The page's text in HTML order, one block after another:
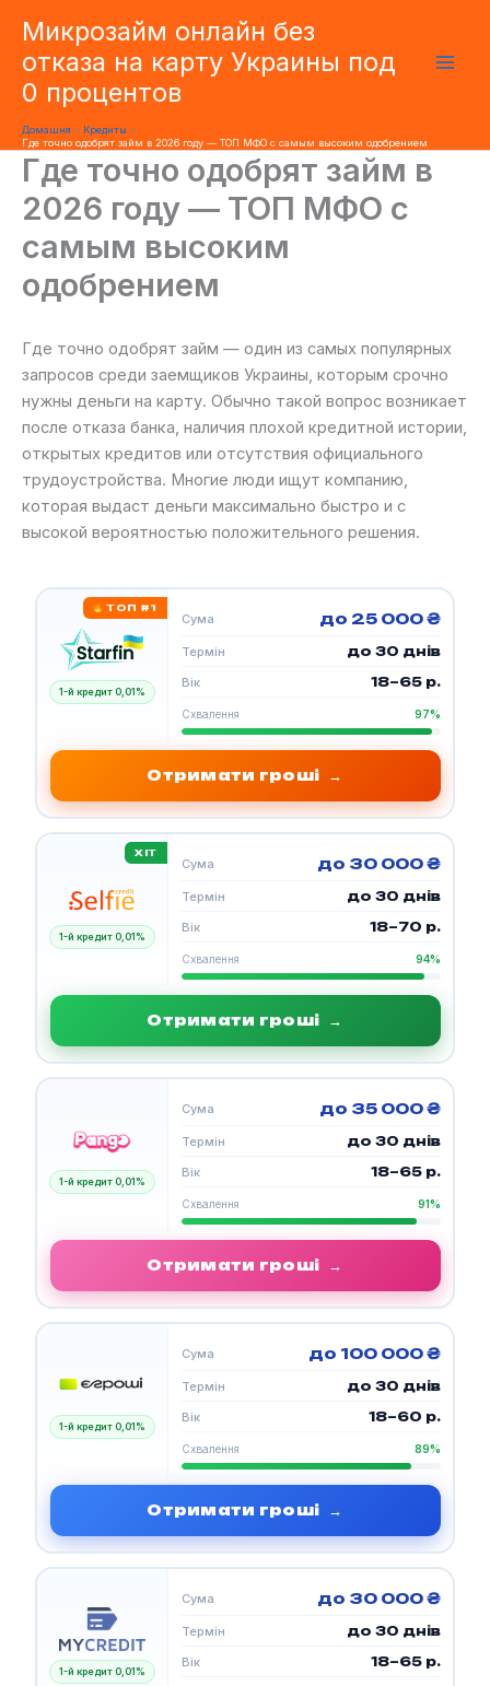
вмісту
Микрозайм онлайн без
отказа на карту Украины под
0 процентов
Домашня
Кредиты
Где точно одобрят займ в 2026 году — ТОП МФО с самым высоким одобрением
Где точно одобрят займ в
2026 году — ТОП МФО с
самым высоким
одобрением
Где точно одобрят займ — один из самых популярных
запросов среди заемщиков Украины, которым срочно
нужны деньги на карту. Обычно такой вопрос возникает
после отказа банка, наличия плохой кредитной истории,
открытых кредитов или отсутствия официального
трудоустройства. Многие люди ищут компанию,
которая выдаст деньги максимально быстро и с
высокой вероятностью положительного решения.
ТОП #1
1-й кредит 0,01%
Сума до 25 000 ₴
Термін до 30 днів
Вік 18–65 р.
Схвалення 97%
Отримати гроші →
ХІТ
1-й кредит 0,01%
Сума до 30 000 ₴
Термін до 30 днів
Вік 18–70 р.
Схвалення 94%
Отримати гроші →
1-й кредит 0,01%
Сума до 35 000 ₴
Термін до 30 днів
Вік 18–65 р.
Схвалення 91%
Отримати гроші →
1-й кредит 0,01%
Сума до 100 000 ₴
Термін до 30 днів
Вік 18–60 р.
Схвалення 89%
Отримати гроші →
1-й кредит 0,01%
Сума до 30 000 ₴
Термін до 30 днів
Вік 18–65 р.